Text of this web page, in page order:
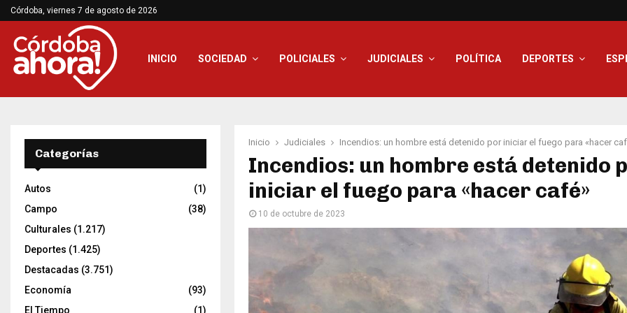
Córdoba, viernes 7 de agosto de 2026
INICIO SOCIEDAD POLICIALES JUDICIALES POLÍTICA DEPORTES
Inicio Judiciales Incendios: un hombre está detenido por iniciar el fuego para «hacer
Incendios: un hombre está detenido
iniciar el fuego para «hacer café»
10 de octubre de 2023
Categorías
Autos
(1)
Campo
(38)
Culturales (1.217)
Deportes (1.425)
Destacadas (3.751)
Economía
(93)
El Tiempo
(1)